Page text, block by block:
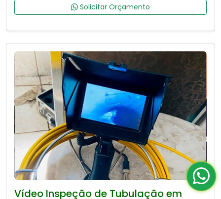
Solicitar Orçamento
Vídeo Inspeção de Tubulação em